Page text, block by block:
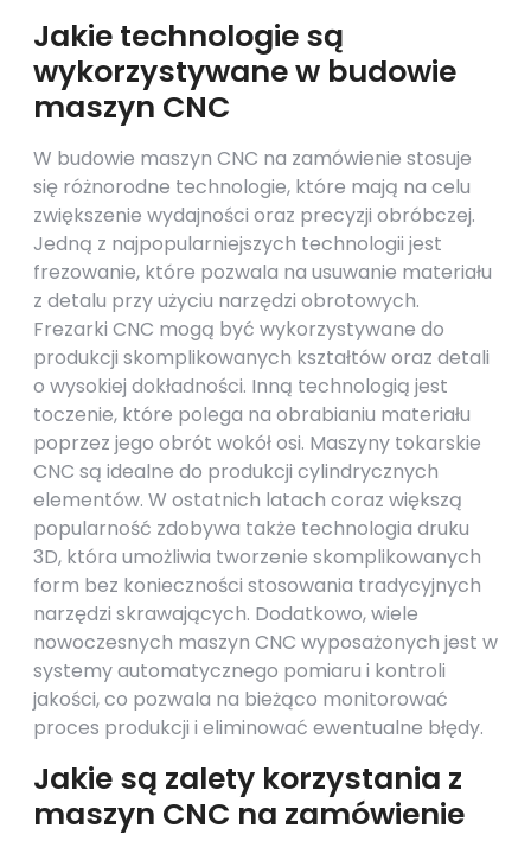
Jakie technologie są
wykorzystywane w budowie
maszyn CNC
W budowie maszyn CNC na zamówienie stosuje
się różnorodne technologie, które mają na celu
zwiększenie wydajności oraz precyzji obróbczej.
Jedną z najpopularniejszych technologii jest
frezowanie, które pozwala na usuwanie materiału
z detalu przy użyciu narzędzi obrotowych.
Frezarki CNC mogą być wykorzystywane do
produkcji skomplikowanych kształtów oraz detali
o wysokiej dokładności. Inną technologią jest
toczenie, które polega na obrabianiu materiału
poprzez jego obrót wokół osi. Maszyny tokarskie
CNC są idealne do produkcji cylindrycznych
elementów. W ostatnich latach coraz większą
popularność zdobywa także technologia druku
3D, która umożliwia tworzenie skomplikowanych
form bez konieczności stosowania tradycyjnych
narzędzi skrawających. Dodatkowo, wiele
nowoczesnych maszyn CNC wyposażonych jest w
systemy automatycznego pomiaru i kontroli
jakości, co pozwala na bieżąco monitorować
proces produkcji i eliminować ewentualne błędy.
Jakie są zalety korzystania z
maszyn CNC na zamówienie